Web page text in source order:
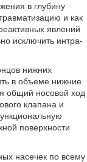
в глубину
и как
явлений
исключить интра-
нижних
в объеме нижние
общий носовой ход
клапана и
поверхности
насечек по всему